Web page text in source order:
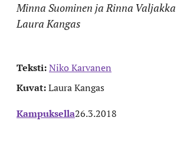
Minna Suominen ja Rinna
Laura Kangas
Teksti:Niko Karvanen
Kuvat:Laura Kangas
Kampuksella26.3.2018